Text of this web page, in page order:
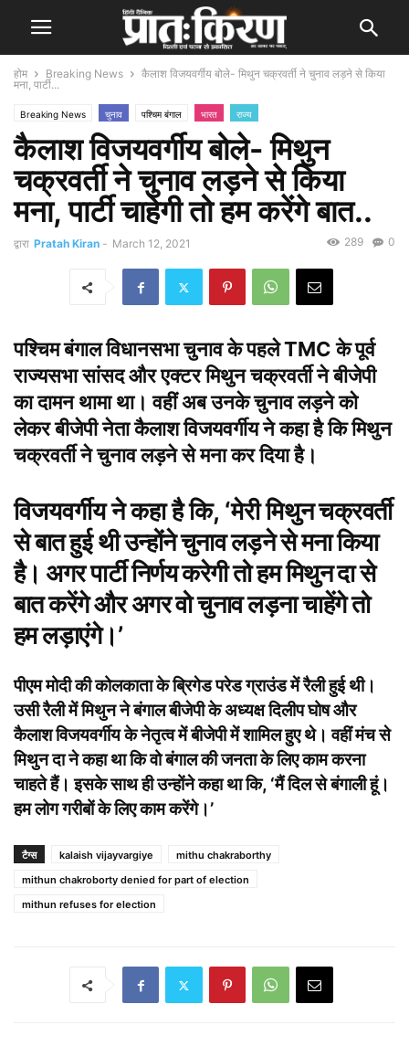
होम Breaking News
कैलाश विजयवर्गीय बोले- मिथुन चक्रवर्ती ने चुनाव लड़ने से किया
मना, पार्टी...
Breaking News चुनाव पश्चिम बंगाल भारत राज्य
कैलाश विजयवर्गीय बोले- मिथुन
चक्रवर्ती ने चुनाव लड़ने से किया
मना, पार्टी चाहेगी तो हम करेंगे बात..
द्वारा Pratah Kiran - March 12, 2021 0
289
पश्चिम बंगाल विधानसभा चुनाव के पहले TMC के पूर्व
राज्यसभा सांसद और एक्टर मिथुन चक्रवर्ती ने बीजेपी
का दामन थामा था। वहीं अब उनके चुनाव लड़ने को
लेकर बीजेपी नेता कैलाश विजयवर्गीय ने कहा है कि मिथुन
चक्रवर्ती नेचुनाव लड़ने से मना कर दिया है।
विजयवर्गीय ने कहा है कि, ‘मेरी मिथुनचक्रवर्ती
से बात हुई थी उन्होंने चुनाव लड़ने से मना किया
है। अगर पार्टी निर्णय करेगी तो हम मिथुन दा से
बात करेंगे और अगर वो चुनाव लड़ना चाहेंगे तो
हम लड़ाएंगे।’
पीएम मोदी की कोलकाता के ब्रिगेड परेड ग्राउंड में रैली हुई थी।
उसी रैली में मिथुन ने बंगाल बीजेपी के अध्यक्ष दिलीप घोष और
कैलाश विजयवर्गीय के नेतृत्व में बीजेपी में शामिल हुए थे। वहीं मंच से
मिथुन दा ने कहा था कि वो बंगाल की जनता के लिए काम करना
चाहते हैं। इसके साथ ही उन्होंने कहा था कि, ‘मैं दिल से बंगाली हूं।
हम लोग गरीबों के लिए काम करेंगे।’
टैग्स kalaish vijayvargiye
mithu chakraborthy
mithun chakroborty denied for part of election
mithun refuses for election